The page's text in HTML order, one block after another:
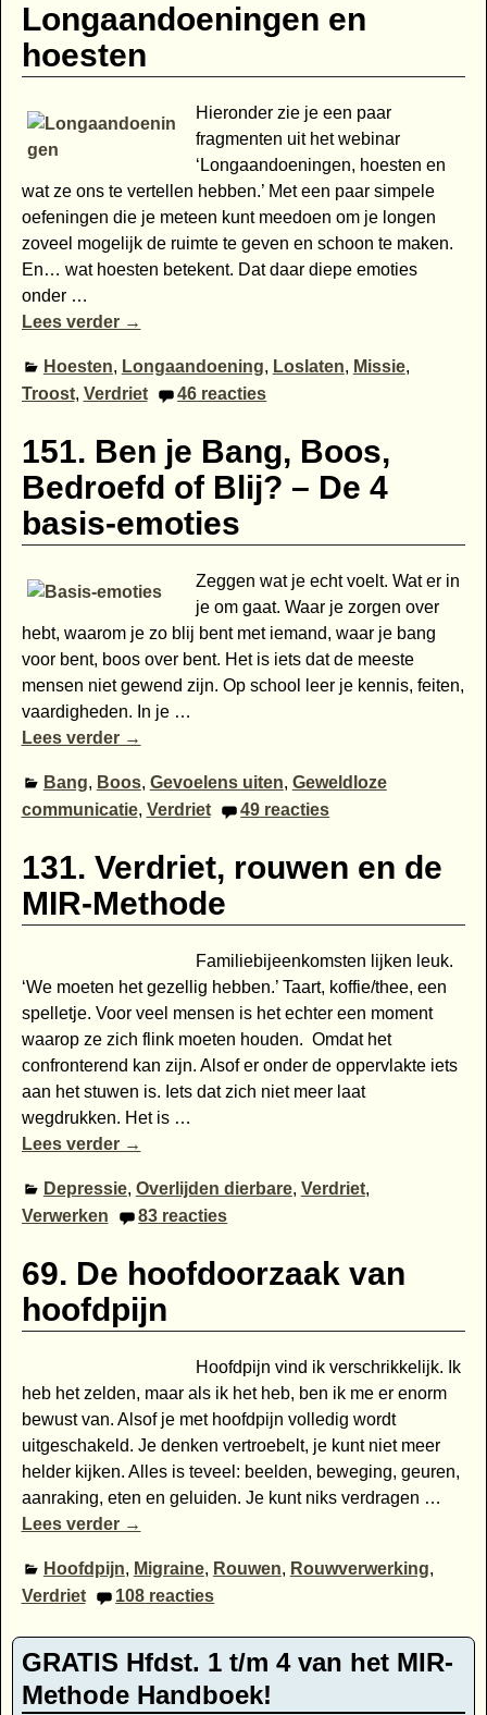
Longaandoeningen en
hoesten
Hieronder zie je een paar
fragmenten uit het webinar
‘Longaandoeningen, hoesten en
wat ze ons te vertellen hebben.’ Met een paar simpele
oefeningen die je meteen kunt meedoen om je longen
zoveel mogelijk de ruimte te geven en schoon te maken.
En… wat hoesten betekent. Dat daar diepe emoties
onder …
Lees verder →
Hoesten, Longaandoening, Loslaten, Missie,
Troost, Verdriet 46 reacties
151. Ben je Bang, Boos,
Bedroefd of Blij? – De 4
basis-emoties
Zeggen wat je echt voelt. Wat er in
je om gaat. Waar je zorgen over
hebt, waarom je zo blij bent met iemand, waar je bang
voor bent, boos over bent. Het is iets dat de meeste
mensen niet gewend zijn. Op school leer je kennis, feiten,
vaardigheden. In je …
Lees verder →
Bang, Boos, Gevoelens uiten, Geweldloze
communicatie, Verdriet 49 reacties
131. Verdriet, rouwen en de
MIR-Methode
Familiebijeenkomsten lijken leuk.
‘We moeten het gezellig hebben.’ Taart, koffie/thee, een
spelletje. Voor veel mensen is het echter een moment
waarop ze zich flink moeten houden. Omdat het
confronterend kan zijn. Alsof er onder de oppervlakte iets
aan het stuwen is. Iets dat zich niet meer laat
wegdrukken. Het is …
Lees verder →
Depressie, Overlijden dierbare, Verdriet,
Verwerken
83 reacties
69. De hoofdoorzaak van
hoofdpijn
Hoofdpijn vind ik verschrikkelijk. Ik
heb het zelden, maar als ik het heb, ben ik me er enorm
bewust van. Alsof je met hoofdpijn volledig wordt
uitgeschakeld. Je denken vertroebelt, je kunt niet meer
helder kijken. Alles is teveel: beelden, beweging, geuren,
aanraking, eten en geluiden. Je kunt niks verdragen …
Lees verder →
Hoofdpijn, Migraine, Rouwen, Rouwverwerking,
Verdriet
108 reacties
GRATIS Hfdst. 1 t/m 4 van het MIR-
Methode Handboek!